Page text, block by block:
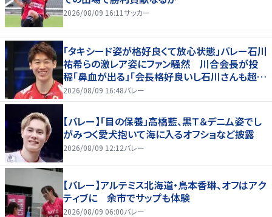
2026/08/09 16:11サッカー
「タキシード姿が格好良くて放心状態」バレー石川
祐希らの激レア姿にファン騒然 川合会長が投
稿「鼻血が出る」「会長格好良いし石川さんも超格
好いい」
2026/08/09 16:48バレー
【バレー】「目の保養」高橋藍、黒Ｔ＆デニム姿でし
がみつく愛犬抱いて海に入るオフショなど披露
2026/08/09 12:12バレー
【バレー】アルテミス北海道・鳥本香琳、オフはアク
ティブに 余市でサップも体験
2026/08/09 06:00バレー